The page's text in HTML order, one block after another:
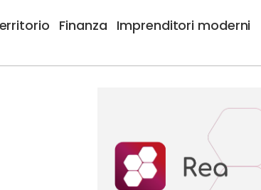
Finanza Imprenditori moderni